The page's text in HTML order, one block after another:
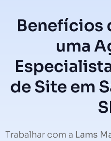
Benefícios
uma
de Site em
Trabalhar com a Lams